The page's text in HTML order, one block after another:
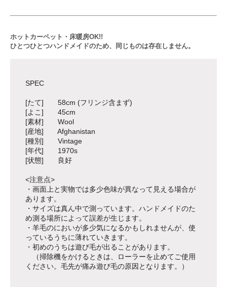
ホットカーペット・床暖房OK!!
ひとつひとつハンドメイドのため、同じものは存在しません。
SPEC
[たて] 58cm (フリンジ含まず)
[よこ] 45cm
[素材] Wool
[産地] Afghanistan
[種別] Vintage
[年代] 1970s
[状態] 良好
<注意点>
・画面上と実物では多少色味が異なって見える場合が
あります。
・サイズは真ん中で測っています。ハンドメイドのた
め測る場所によって誤差が生じます。
・羊毛のにおいが多少気になるかもしれませんが、使
っているうちに薄れていきます。
・初めのうちは遊び毛が出ることがあります。
（掃除機をかけるときは、ローラーを止めてご使用
ください。毛先が痛み遊び毛の原因となります。）